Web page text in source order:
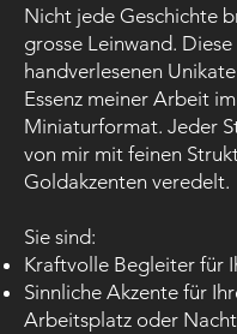
Nicht jede Geschichte
grosse Leinwand. Diese
handverlesenen
Essenz meiner Arbeit im
Miniaturformat. Jeder
von mir mit feinen
Goldakzenten veredelt.
Sie sind:
Kraftvolle Begleiter für
Sinnliche Akzente für
Arbeitsplatz oder